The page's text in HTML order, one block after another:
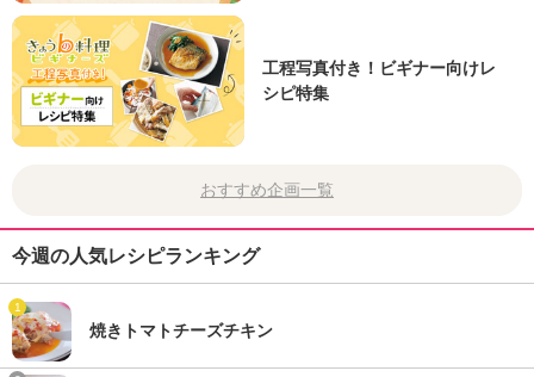
工程写真付き！ビギナー向けレ
シピ特集
おすすめ企画一覧
今週の人気レシピランキング
1
焼きトマトチーズチキン